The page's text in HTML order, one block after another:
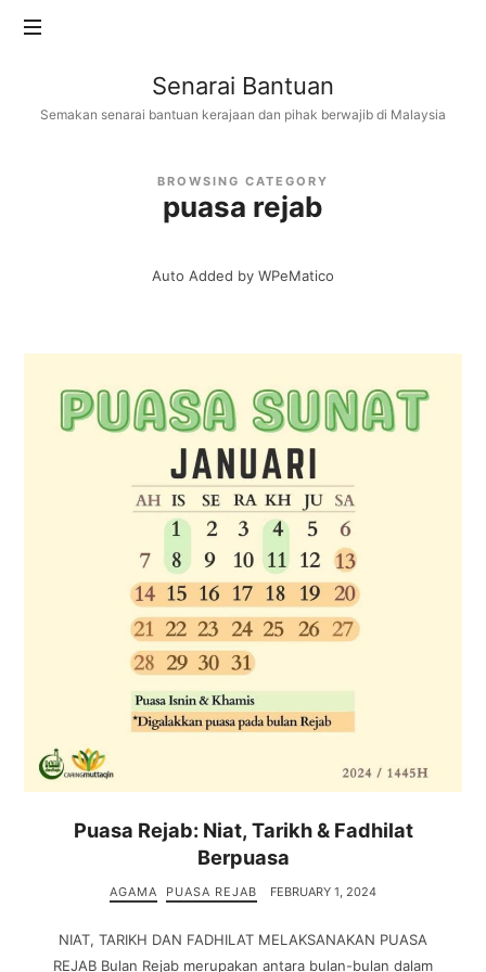
Senarai
Bantuan
Senarai Bantuan
Semakan senarai bantuan kerajaan dan pihak berwajib di Malaysia
BROWSING CATEGORY
puasa rejab
Auto Added by WPeMatico
Puasa Rejab: Niat, Tarikh & Fadhilat
Berpuasa
AGAMA PUASA REJAB FEBRUARY 1, 2024
NIAT, TARIKH DAN FADHILAT MELAKSANAKAN PUASA
REJAB Bulan Rejab merupakan antara bulan-bulan dalam